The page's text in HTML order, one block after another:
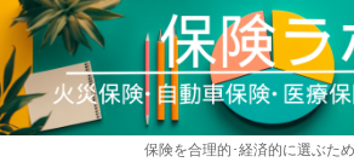
保険を合理的･経済的に選ぶた